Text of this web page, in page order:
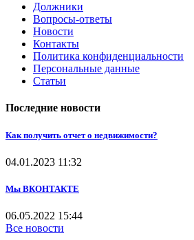
Должники
Вопросы-ответы
Новости
Контакты
Политика конфиденциальности
Персональные данные
Статьи
Последние новости
Как получить отчет о недвижимости?
04.01.2023 11:32
Мы ВКОНТАКТЕ
06.05.2022 15:44
Все новости